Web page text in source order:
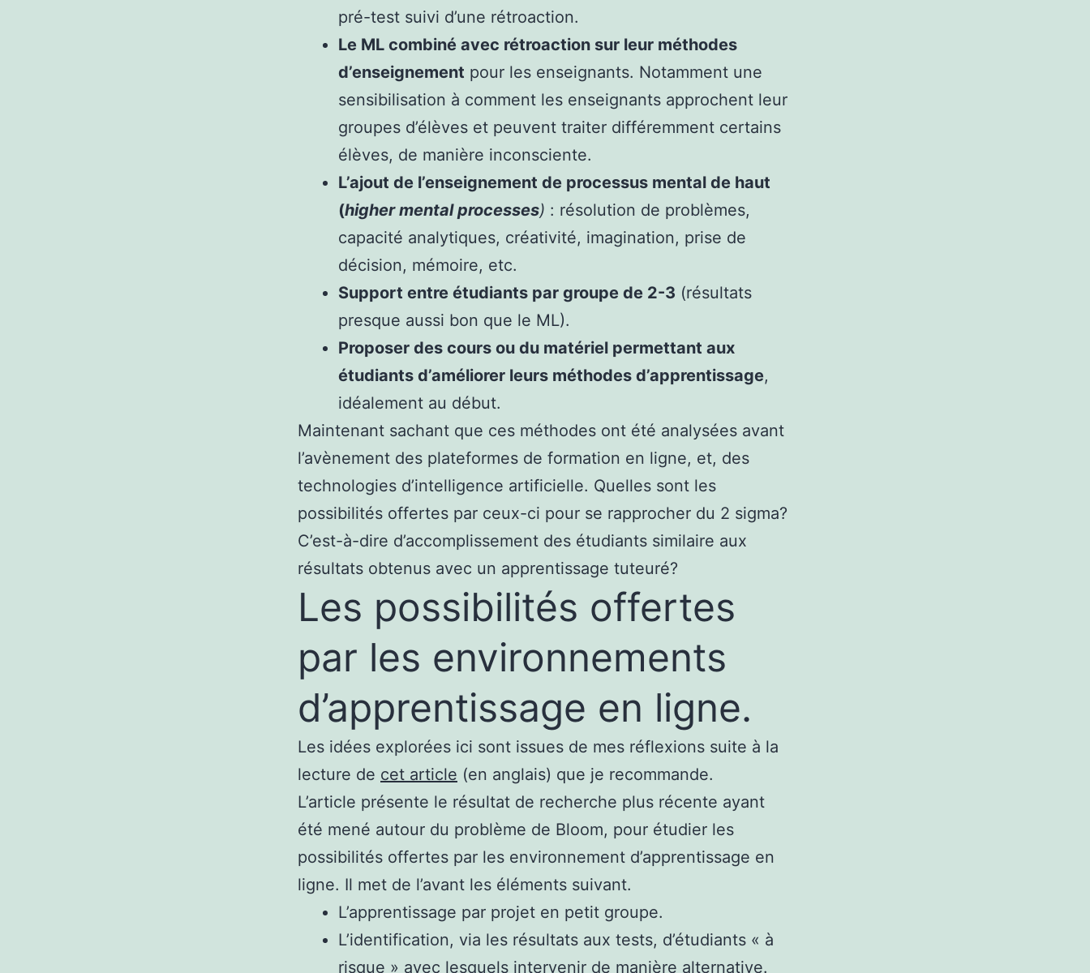
pré-test suivi d’une rétroaction.
Le ML combiné avec rétroaction sur leur méthodes
d’enseignement pour les enseignants. Notamment une
sensibilisation à comment les enseignants approchent leur
groupes d’élèves et peuvent traiter différemment certains
élèves, de manière inconsciente.
L’ajout de l’enseignement de processus mental de haut
(higher mental processes) : résolution de problèmes,
capacité analytiques, créativité, imagination, prise de
décision, mémoire, etc.
Support entre étudiants par groupe de 2-3 (résultats
presque aussi bon que le ML).
Proposer des cours ou du matériel permettant aux
étudiants d’améliorer leurs méthodes d’apprentissage,
idéalement au début.
Maintenant sachant que ces méthodes ont été analysées avant
l’avènement des plateformes de formation en ligne, et, des
technologies d’intelligence artificielle. Quelles sont les
possibilités offertes par ceux-ci pour se rapprocher du 2 sigma?
C’est-à-dire d’accomplissement des étudiants similaire aux
résultats obtenus avec un apprentissage tuteuré?
Les possibilités offertes
par les environnements
d’apprentissage en ligne.
Les idées explorées ici sont issues de mes réflexions suite à la
lecture de cet article (en anglais) que je recommande.
L’article présente le résultat de recherche plus récente ayant
été mené autour du problème de Bloom, pour étudier les
possibilités offertes par les environnement d’apprentissage en
ligne. Il met de l’avant les éléments suivant.
L’apprentissage par projet en petit groupe.
L’identification, via les résultats aux tests, d’étudiants « à
risque » avec lesquels intervenir de manière alternative.